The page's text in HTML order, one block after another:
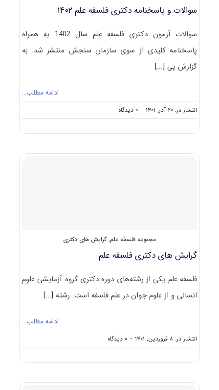
سوالات و پاسخنامه دکتری فلسفه علم ۱۴۰۲
سوالات آزمون دکتری فلسفه علم سال 1402 به همراه
پاسخنامه کلیدی از سوی سازمان سنجش منتشر شد. به
گزارش پی[...]
ادامه مطلب…
انتشار در: ۲۰ آذر, ۱۴۰۱ -- ۰ دیدگاه
on
سوالات
فلسفه
مجموعه فلسفه علم, گرایش های دکتری
گرایش های دکتری ﻓﻠﺴﻔﻪ ﻋﻠﻢ
فلسفه علم یکی از رشته‌های دوره دکتری گروه آزمایشی علوم
انسانی و از علوم جوان در علم فلسفه است. رشته [...]
ادامه مطلب…
انتشار در: ۸ فروردین, ۱۴۰۱ -- ۰ دیدگاه
on
گرایش
ﻋﻠﻢ